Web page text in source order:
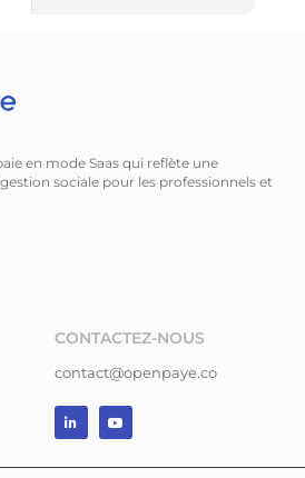
en mode Saas qui reflète une
sociale pour les professionnels et
CONTACTEZ-NOUS
contact@openpaye.co